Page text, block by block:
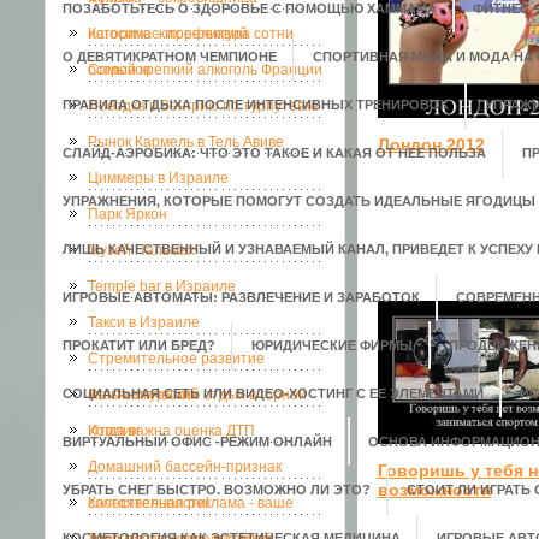
ПОЗАБОТЬТЕСЬ О ЗДОРОВЬЕ С ПОМОЩЬЮ ХАММАМА ФИТНЕС
О ДЕВЯТИКРАТНОМ ЧЕМПИОНЕ СПОРТИВНАЯ МОДА И МОДА НА
ПРАВИЛА ОТДЫХА ПОСЛЕ ИНТЕНСИВНЫХ ТРЕНИРОВОК
СЛАЙД-АЭРОБИКА: ЧТО ЭТО ТАКОЕ И КАКАЯ ОТ НЕЕ ПОЛЬЗА
УПРАЖНЕНИЯ, КОТОРЫЕ ПОМОГУТ СОЗДАТЬ ИДЕАЛЬНЫЕ ЯГОДИЦЫ
ЛИШЬ КАЧЕСТВЕННЫЙ И УЗНАВАЕМЫЙ КАНАЛ, ПРИВЕДЕТ К УСПЕХУ
ИГРОВЫЕ АВТОМАТЫ: РАЗВЛЕЧЕНИЕ И ЗАРАБОТОК
ПРОКАТИТ ИЛИ БРЕД? ЮРИДИЧЕСКИЕ ФИРМЫ
СОЦИАЛЬНАЯ СЕТЬ ИЛИ ВИДЕО-ХОСТИНГ С ЕЕ ЭЛЕМЕНТАМИ
ВИРТУАЛЬНЫЙ ОФИС -РЕЖИМ ОНЛАЙН ОСНОВА
УБРАТЬ СНЕГ БЫСТРО. ВОЗМОЖНО ЛИ ЭТО? СТОИТ ЛИ ИГРАТЬ
исторических реликвий
Кагосима – префектура сотни
островов
Самый крепкий алкоголь Франции
Поездка в Венгрию по турпутевке
Рынок Кармель в Тель Авиве
Циммеры в Израиле
Парк Яркон
Музей Пальмах
Temple bar в Израиле
Такси в Израиле
Стремительное развитие
кальянокурения
Фантастический отдых в горной
Италии
Когда важна оценка ДТП
Домашний бассейн-признак
состоятельности!
Качественная реклама - ваше
Лондон 2012
Говоришь у тебя
возможности